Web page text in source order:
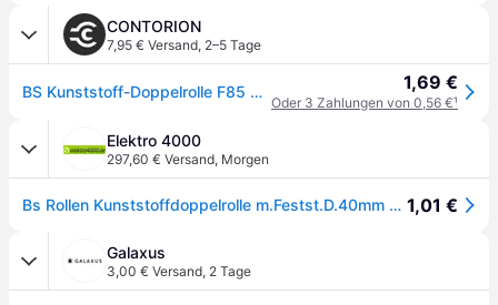
CONTORION
7,95 € Versand, 2–5 Tage
BS Kunststoff-Doppelrolle F85 40 Feststel. + Platte 1,69 €
Oder 3 Zahlungen von 0,56 €¹
Elektro 4000
297,60 € Versand, Morgen
Bs Rollen Kunststoffdoppelrolle m.Festst.D.40mm Trgf.30kg m.Platte harte 1,01 €
Galaxus
3,00 € Versand, 2 Tage